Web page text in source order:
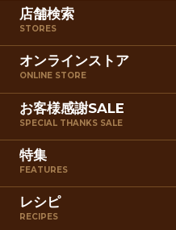
店舗検索
STORES
オンラインストア
ONLINE STORE
お客様感謝SALE
SPECIAL THANKS SALE
特集
FEATURES
レシピ
RECIPES